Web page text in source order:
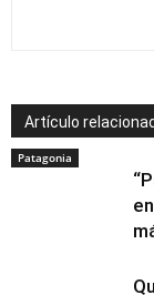
Artículo
Patagonia